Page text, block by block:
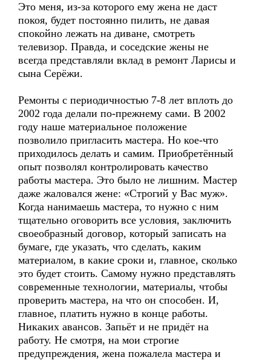
Это меня, из-за которого ему жена не даст
покоя, будет постоянно пилить, не давая
спокойно лежать на диване, смотреть
телевизор. Правда, и соседские жены не
всегда представляли вклад в ремонт Ларисы и
сына Серёжи.
Ремонты с периодичностью 7-8 лет вплоть до
2002 года делали по-прежнему сами. В 2002
году наше материальное положение
позволило пригласить мастера. Но кое-что
приходилось делать и самим. Приобретённый
опыт позволял контролировать качество
работы мастера. Это было не лишним. Мастер
даже жаловался жене: «Строгий у Вас муж».
Когда нанимаешь мастера, то нужно с ним
тщательно оговорить все условия, заключить
своеобразный договор, который записать на
бумаге, где указать, что сделать, каким
материалом, в какие сроки и, главное, сколько
это будет стоить. Самому нужно представлять
современные технологии, материалы, чтобы
проверить мастера, на что он способен. И,
главное, платить нужно в конце работы.
Никаких авансов. Запьёт и не придёт на
работу. Не смотря, на мои строгие
предупреждения, жена пожалела мастера и